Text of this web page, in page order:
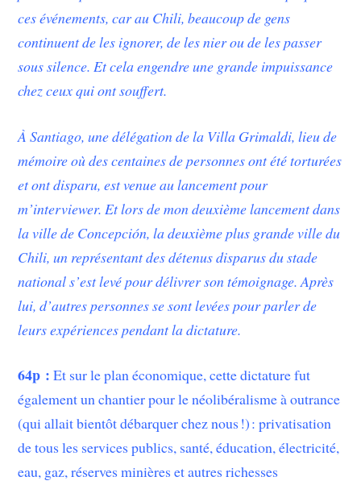
ces événements, car au Chili, beaucoup de gens
continuent de les ignorer, de les nier ou de les passer
sous silence. Et cela engendre une grande impuissance
chez ceux qui ont souffert.
À Santiago, une délégation de la Villa Grimaldi, lieu de
mémoire où des centaines de personnes ont été torturées
et ont disparu, est venue au lancement pour
m’interviewer. Et lors de mon deuxième lancement dans
la ville de Concepción, la deuxième plus grande ville du
Chili, un représentant des détenus disparus du stade
national s’est levé pour délivrer son témoignage. Après
lui, d’autres personnes se sont levées pour parler de
leurs expériences pendant la dictature.
64p : Et sur le plan économique, cette dictature fut
également un chantier pour le néolibéralisme à outrance
(qui allait bientôt débarquer chez nous !) : privatisation
de tous les services publics, santé, éducation, électricité,
eau, gaz, réserves minières et autres richesses